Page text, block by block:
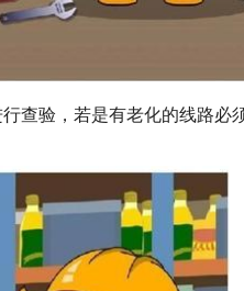
查验，若是有老化的线路必